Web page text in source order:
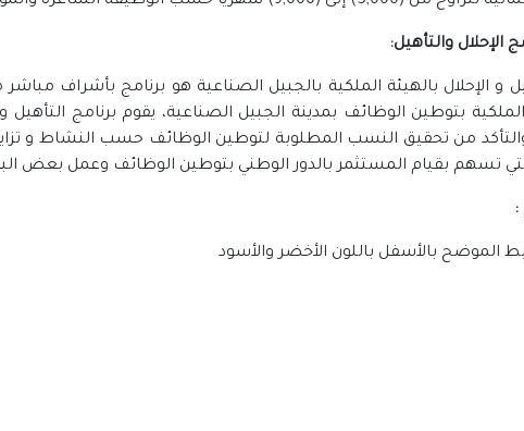
الإحلال والتأهيل:
و الإحلال بالهيئة الملكية بالجبيل الصناعية هو برنامج بأشراف
الملكية بتوطين الوظائف بمدينة الجبيل الصناعية، يقوم برنامج
من تحقيق النسب المطلوبة لتوطين الوظائف حسب النشاط و
تسهم بقيام المستثمر بالدور الوطني بتوطين الوظائف وعمل بعض
:
الموضح بالأسفل باللون الأخضر والأسود